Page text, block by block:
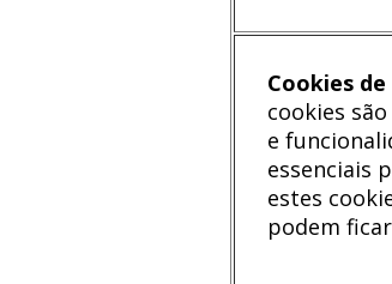
Cookies
cookies
e
essenciais
estes
podem